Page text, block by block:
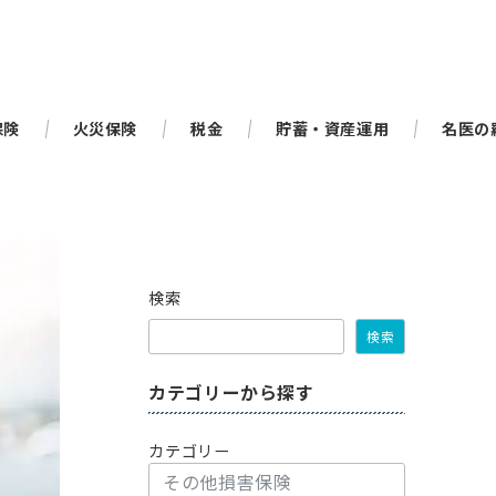
火災保険 税金 貯蓄・資産運用 名医の
検索
検索
カテゴリーから探す
カテゴリー